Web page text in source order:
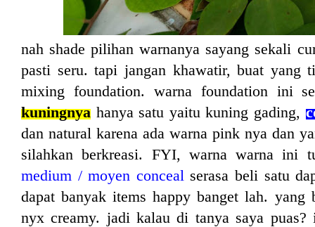
nah shade pilihan warnanya sayang sekali
pasti seru. tapi jangan khawatir, buat yang
mixing foundation. warna foundation ini
kuningnya hanya satu yaitu kuning gading,
dan natural karena ada warna pink nya dan
silahkan berkreasi. FYI, warna warna ini
medium / moyen concealserasa beli satu
dapat banyak items happy banget lah. yang
nyx creamy. jadi kalau di tanya saya